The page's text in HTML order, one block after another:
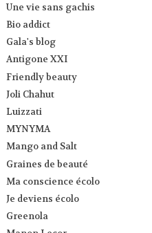
Une vie sans gachis
Bio addict
Gala's blog
Antigone XXI
Friendly beauty
Joli Chahut
Luizzati
MYNYMA
Mango and Salt
Graines de beauté
Ma conscience écolo
Je deviens écolo
Greenola